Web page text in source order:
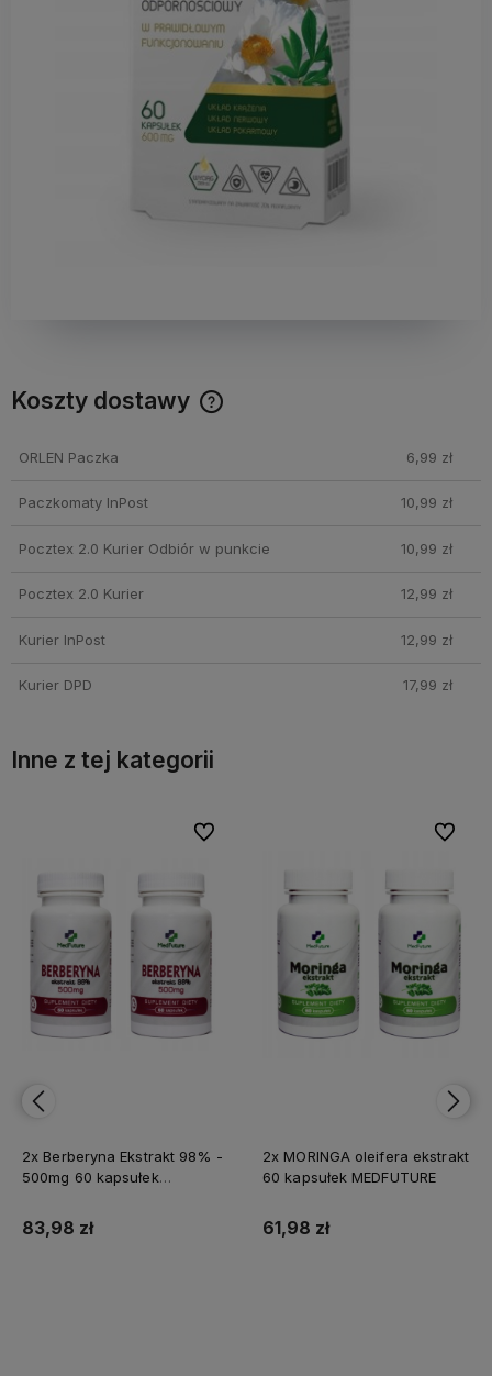
Koszty dostawy
ORLEN Paczka 6,99 zł
Paczkomaty InPost 10,99 zł
Pocztex 2.0 Kurier Odbiór w punkcie 10,99 zł
Pocztex 2.0 Kurier 12,99 zł
Kurier InPost 12,99 zł
Kurier DPD 17,99 zł
Inne z tej kategorii
2x Berberyna Ekstrakt 98% -
500mg 60 kapsułek
83,98 zł
Do ulubionych
Do ulubionych
2x MORINGA oleifera ekstrakt
60 kapsułek MEDFUTURE
61,98 zł
Do
Do